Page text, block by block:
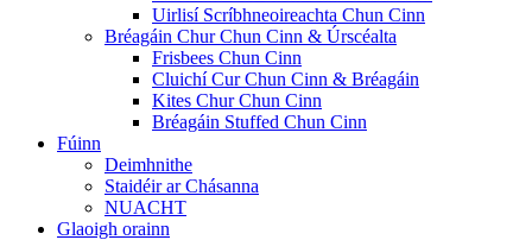
Uirlisí Scríbhneoireachta Chun Cinn
Bréagáin Chur Chun Cinn & Úrscéalta
Frisbees Chun Cinn
Cluichí Cur Chun Cinn & Bréagáin
Kites Chur Chun Cinn
Bréagáin Stuffed Chun Cinn
Fúinn
Deimhnithe
Staidéir ar Chásanna
NUACHT
Glaoigh orainn